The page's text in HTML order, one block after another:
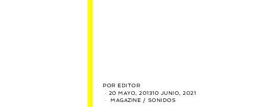
POR EDITOR
20 MAYO, 201310 JUNIO, 2021
MAGAZINE / SONIDOS